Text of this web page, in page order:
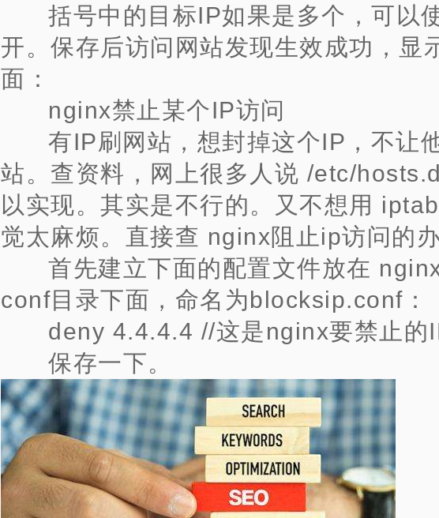
括号中的目标IP如果是多个，可以
开。保存后访问网站发现生效成功，显
面：
nginx禁止某个IP访问
有IP刷网站，想封掉这个IP，不让
站。查资料，网上很多人说 /etc/
以实现。其实是不行的。又不想用
觉太麻烦。直接查 nginx阻止ip访问的
首先建立下面的配置文件放在
conf目录下面，命名为blocksip.conf：
deny 4.4.4.4 //这是nginx要禁止的
保存一下。